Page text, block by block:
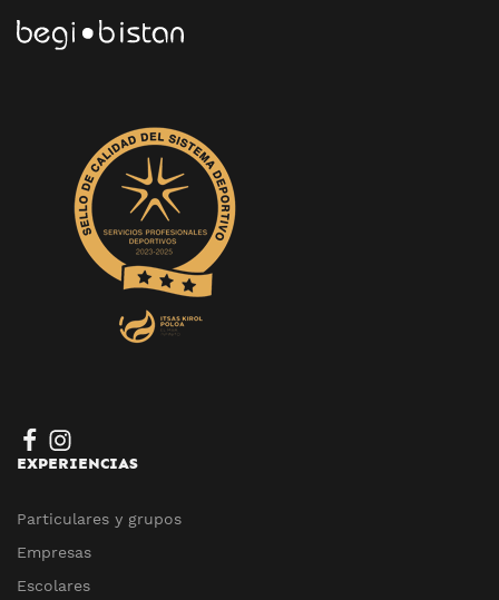
EXPERIENCIAS
Particulares y grupos
Empresas
Escolares